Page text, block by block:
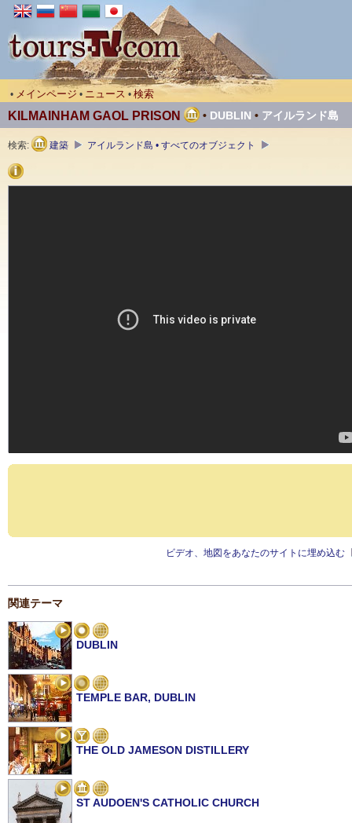
• メインページ • ニュース • 検索
KILMAINHAM GAOL PRISON • DUBLIN • アイルランド島
検索: 建築 アイルランド島 • すべてのオブジェクト
ビデオ、地図をあなたのサイトに埋め込む
関連テーマ
DUBLIN
TEMPLE BAR, DUBLIN
THE OLD JAMESON DISTILLERY
ST AUDOEN'S CATHOLIC CHURCH